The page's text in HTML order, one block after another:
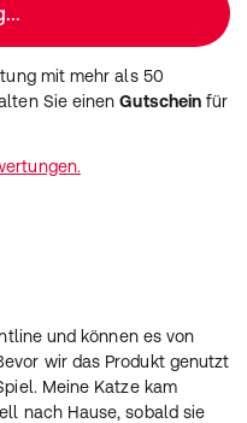
die Haut aufsetzen.
bis 2 Tagen mit dem
Haut.
mit mehr als 50
Sie einenGutschein für
und können es von
wir das Produkt genutzt
Meine Katze kam
nach Hause, sobald sie